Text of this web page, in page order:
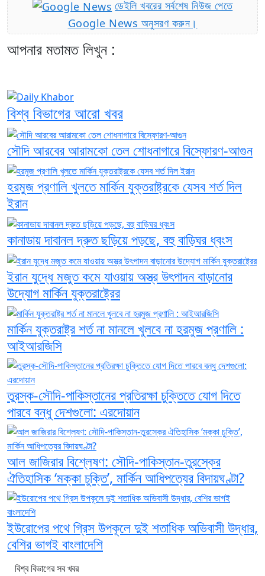
ডেইলি খবরের সর্বশেষ নিউজ পেতে
Google News অনুসরণ করুন।
আপনার মতামত লিখুন :
বিশ্ব বিভাগের আরো খবর
সৌদি আরবের আরামকো তেল শোধনাগারে বিস্ফোরণ-আগুন
হরমুজ প্রণালি খুলতে মার্কিন যুক্তরাষ্ট্রকে যেসব শর্ত দিল
ইরান
কানাডায় দাবানল দ্রুত ছড়িয়ে পড়ছে, বহু বাড়িঘর ধ্বংস
ইরান যুদ্ধে মজুত কমে যাওয়ায় অস্ত্র উৎপাদন বাড়ানোর
উদ্যোগ মার্কিন যুক্তরাষ্ট্রের
মার্কিন যুক্তরাষ্ট্র শর্ত না মানলে খুলবে না হরমুজ প্রণালি :
আইআরজিসি
তুরস্ক-সৌদি-পাকিস্তানের প্রতিরক্ষা চুক্তিতে যোগ দিতে
পারবে বন্ধু দেশগুলো: এরদোয়ান
আল জাজিরার বিশ্লেষণ: সৌদি-পাকিস্তান-তুরস্কের
ঐতিহাসিক ‘মক্কা চুক্তি’, মার্কিন আধিপত্যের বিদায়ঘণ্টা?
ইউরোপের পথে গ্রিস উপকূলে দুই শতাধিক অভিবাসী উদ্ধার,
বেশির ভাগই বাংলাদেশি
বিশ্ব বিভাগের সব খবর